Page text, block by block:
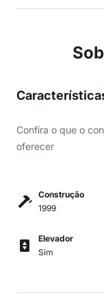
Confira o que o
oferecer
Construção
1999
Elevador
Sim